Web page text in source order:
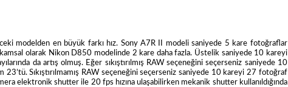
modelden en büyük farkı hız. Sony A7R II modeli saniyede 5 kare fotoğraflar
olarak Nikon D850 modelinde 2 kare daha fazla. Üstelik saniyede 10 kareyi
da artış olmuş. Eğer sıkıştırılmış RAW seçeneğini seçerseniz saniyede 10
Sıkıştırılmamış RAW seçeneğini seçerseniz saniyede 10 kareyi 27 fotoğraf
elektronik shutter ile 20 fps hızına ulaşabilirken mekanik shutter kullanıldığında